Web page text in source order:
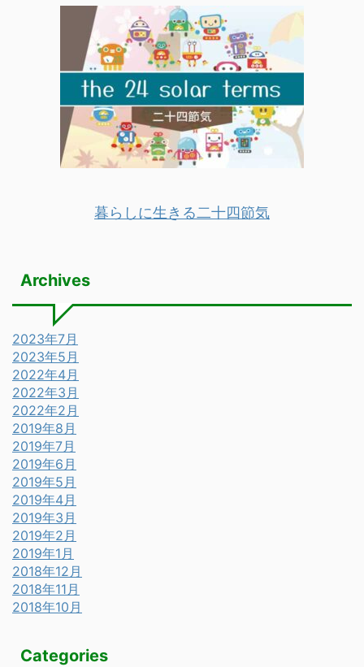
暮らしに生きる二十四節気
Archives
2023年7月
2023年5月
2022年4月
2022年3月
2022年2月
2019年8月
2019年7月
2019年6月
2019年5月
2019年4月
2019年3月
2019年2月
2019年1月
2018年12月
2018年11月
2018年10月
Categories